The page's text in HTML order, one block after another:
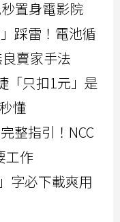
置身電影院
踩雷！電池循
賣家手法
「只扣1元」是
懂
整指引！NCC
工作
字必下載爽用